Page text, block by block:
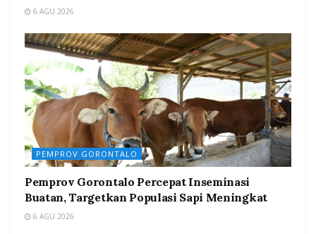
6 AGU 2026
PEMPROV GORONTALO
Pemprov Gorontalo Percepat Inseminasi
Buatan, Targetkan Populasi Sapi Meningkat
6 AGU 2026